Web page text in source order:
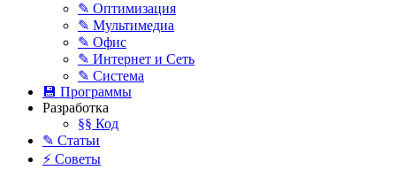
✎ Оптимизация
✎ Мультимедиа
✎ Офис
✎ Интернет и Сеть
✎ Система
💾 Программы
Разработка
§§ Код
✎ Статьи
⚡ Советы